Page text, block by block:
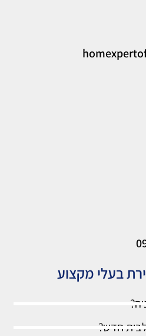
בעלי מקצוע
חדש?